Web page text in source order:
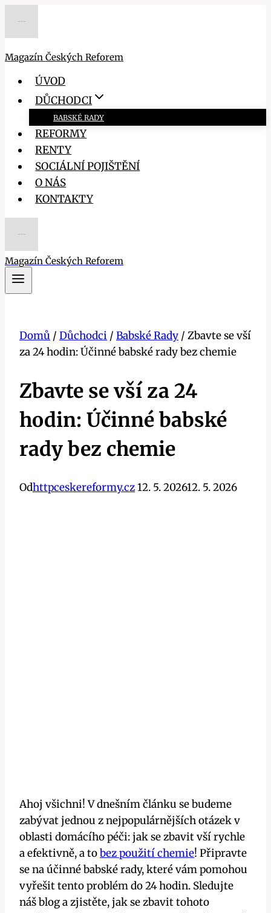
Magazín Českých Reforem
ÚVOD
DŮCHODCI
BABSKÉ RADY
REFORMY
RENTY
SOCIÁLNÍ POJIŠTĚNÍ
O NÁS
KONTAKTY
Magazín Českých Reforem
Domů / Důchodci / Babské Rady / Zbavte se vší
za 24 hodin: Účinné babské rady bez chemie
Zbavte se vší za 24
hodin: Účinné babské
rady bez chemie
Odhttpceskereformy.cz12. 5. 202612. 5. 2026
Ahoj všichni! V dnešním článku se budeme
zabývat jednou z nejpopulárnějších otázek v⁢
oblasti domácího péči: ⁣jak se zbavit ⁢vší rychle
a efektivně, ⁤a⁢ tobez použití chemie! ‍Připravte
se ⁢na účinné babské ⁢rady, které vám⁤ pomohou‍
vyřešit tento problém ⁢do 24 hodin. Sledujte
náš⁤ blog a zjistěte, jak se​ zbavit tohoto